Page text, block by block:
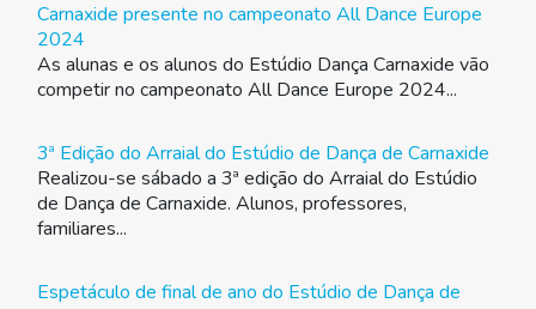
Carnaxide presente no campeonato All Dance Europe
2024
As alunas e os alunos do Estúdio Dança Carnaxide vão
competir no campeonato All Dance Europe 2024...
3ª Edição do Arraial do Estúdio de Dança de Carnaxide
Realizou-se sábado a 3ª edição do Arraial do Estúdio
de Dança de Carnaxide. Alunos, professores,
familiares...
Espetáculo de final de ano do Estúdio de Dança de